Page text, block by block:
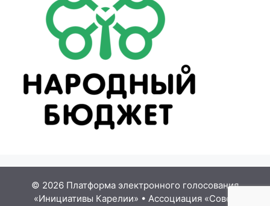
© 2026 Платформа электронного голосования
«Инициативы Карелии» • Ассоциация «Совет